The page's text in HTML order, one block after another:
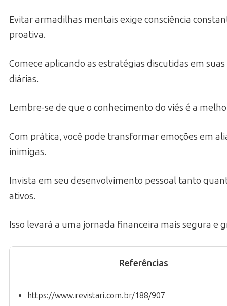
Evitar armadilhas mentais exige consciência
proativa.
Comece aplicando as estratégias discutidas em suas
diárias.
Lembre-se de que o conhecimento do viés é a
Com prática, você pode transformar emoções em
inimigas.
Invista em seu desenvolvimento pessoal tanto
ativos.
Isso levará a uma jornada financeira mais segura e
Referências
https://www.revistari.com.br/188/907